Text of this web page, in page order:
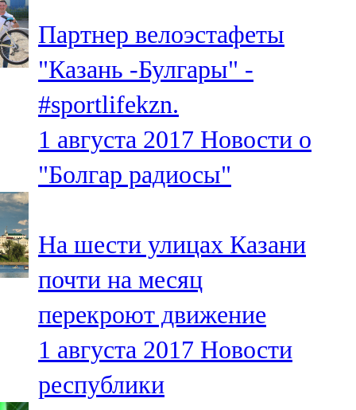
106,1 FM
Кама тамагы
71,51 FM
Кукмара
107,9 FM
102,1 FM
Мамадыш
106,2 FM
Минзәлә
107,3 FM
Партнер велоэстафеты
"Казань -Булгары" -
#sportlifekzn.
1 августа 2017 Новости о
"Болгар радиосы"
На шести улицах Казани
почти на месяц
перекроют движение
1 августа 2017 Новости
республики